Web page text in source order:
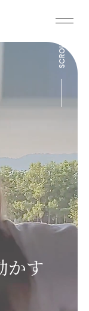
SCROLL
かす